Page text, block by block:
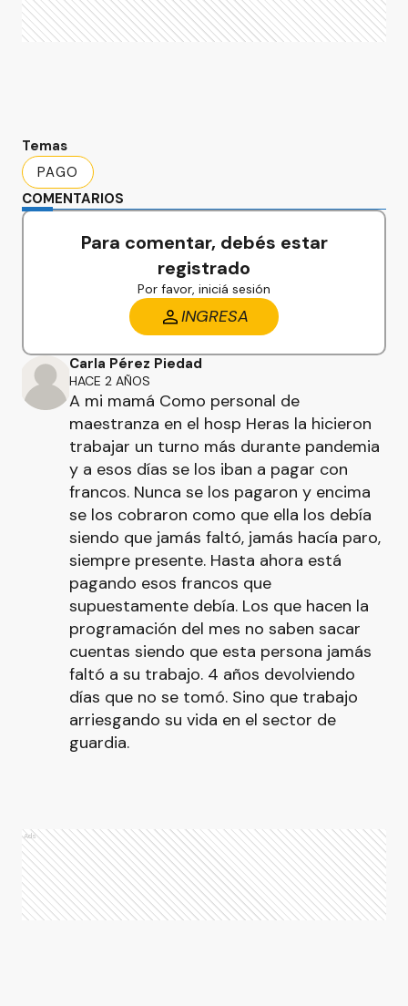
Temas
PAGO
COMENTARIOS
Para comentar, debés estar
registrado
Por favor, iniciá sesión
INGRESA
Carla Pérez Piedad
HACE 2 AÑOS
A mi mamá Como personal de
maestranza en el hosp Heras la hicieron
trabajar un turno más durante pandemia
y a esos días se los iban a pagar con
francos. Nunca se los pagaron y encima
se los cobraron como que ella los debía
siendo que jamás faltó, jamás hacía paro,
siempre presente. Hasta ahora está
pagando esos francos que
supuestamente debía. Los que hacen la
programación del mes no saben sacar
cuentas siendo que esta persona jamás
faltó a su trabajo. 4 años devolviendo
días que no se tomó. Sino que trabajo
arriesgando su vida en el sector de
guardia.
Ads